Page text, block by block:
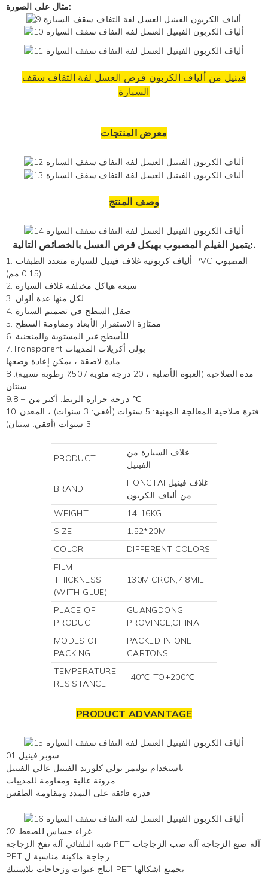
مثال على الصورة:
فينيل من ألياف الكربون قرص العسل لفة التفاف سقف
السيارة
معرض المنتجات
وصف المنتج
يتميز الفيلم المصبوب بهيكل قرص العسل بالخصائص التالية:.
1. ألياف كربونيه غلاف فينيل للسيارة متعدد الطبقات PVC المصبوب
(0.15 مم)
2. سبعة هياكل مختلفة غلاف السيارة
3. لكل منها عدة ألوان
4. صقل السطح في تصميم السيارة
5. ممتازة الاستقرار الأبعاد ومقاومة السطح
6. للأسطح غير المستوية والمنحنية
7.Transparent بولي أكريلات المذيبات
مادة لاصقة ، يمكن إعادة وضعها
8 مدة الصلاحية (العبوة الأصلية ، 20 درجة مئوية / 50٪ رطوبة نسبية):
سنتان
9.درجة حرارة الربط: أكبر من + 8 ℃
10.فترة صلاحية المعالجة المهنية: 5 سنوات (أفقي: 3 سنوات) ، المعدن:
3 سنوات (أفقي: سنتان)
PRODUCT
غلاف السيارة من
الفينيل
BRAND
HONGTAI غلاف فينيل
من ألياف الكربون
WEIGHT
14-16KG
SIZE
1.52*20M
COLOR
DIFFERENT COLORS
FILM
THICKNESS
(WITH GLUE)
130MICRON,4.8MIL
PLACE OF
PRODUCT
GUANGDONG
PROVINCE,CHINA
MODES OF
PACKING
PACKED IN ONE
CARTONS
TEMPERATURE
RESISTANCE
-40℃ TO+200℃
PRODUCT ADVANTAGE
01 سوبر فينيل
باستخدام بوليمر بولي كلوريد الفينيل عالي الفينيل
مرونة عالية ومقاومة للمذيبات
قدرة فائقة على التمدد ومقاومة الطقس
02 غراء حساس للضغط
شبه التلقائي آلة نفخ الزجاجة PET آلة صنع الزجاجة آلة صب الزجاجات
PET زجاجة ماكينة مناسبة ل
انتاج عبوات وزجاجات بلاستيك PET بجميع اشكالها.